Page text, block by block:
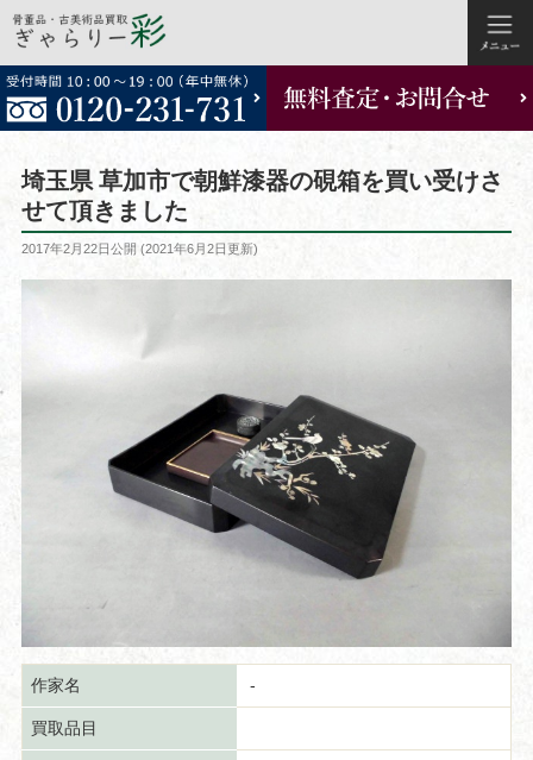
コ
ン
テ
埼玉県 草加市で朝鮮漆器の硯箱を買い受けさ
せて頂きました
投
2017年2月22日公開 (2021年6月2日更新)
作家名 -
買取品目